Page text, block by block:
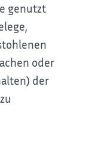
genutzt
oder
der